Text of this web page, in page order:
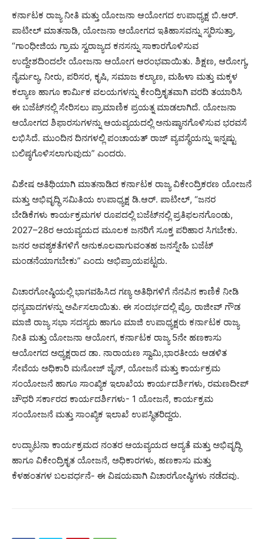
ಕರ್ನಾಟಕ ರಾಜ್ಯ ನೀತಿ ಮತ್ತು ಯೋಜನಾ ಆಯೋಗದ ಉಪಾಧ್ಯಕ್ಷ ಬಿ.ಆರ್.
ಪಾಟೀಲ್ ಮಾತನಾಡಿ, ಯೋಜನಾ ಆಯೋಗದ ಇತಿಹಾಸವನ್ನು ಸ್ಮರಿಸುತ್ತಾ,
“ಗಾಂಧೀಜಿಯ ಗ್ರಾಮ ಸ್ವರಾಜ್ಯದ ಕನಸನ್ನು ಸಾಕಾರಗೊಳಿಸುವ
ಉದ್ದೇಶದಿಂದಲೇ ಯೋಜನಾ ಆಯೋಗ ಆರಂಭವಾಯಿತು. ಶಿಕ್ಷಣ, ಆರೋಗ್ಯ,
ನೈರ್ಮಲ್ಯ, ನೀರು, ಪರಿಸರ, ಕೃಷಿ, ಸಮಾಜ ಕಲ್ಯಾಣ, ಮಹಿಳಾ ಮತ್ತು ಮಕ್ಕಳ
ಕಲ್ಯಾಣ ಹಾಗೂ ಕಾರ್ಮಿಕ ವಲಯಗಳನ್ನು ಕೇಂದ್ರಿಕೃತವಾಗಿ ವರದಿ ತಯಾರಿಸಿ
ಈ ಬಜೆಟ್‌ನಲ್ಲಿ ಸೇರಿಸಲು ಪ್ರಾಮಾಣಿಕ ಪ್ರಯತ್ನ ಮಾಡಲಾಗಿದೆ. ಯೋಜನಾ
ಆಯೋಗದ ಶಿಫಾರಸುಗಳನ್ನು ಆಯವ್ಯಯದಲ್ಲಿ ಅನುಷ್ಠಾನಗೊಳಿಸುವ ಭರವಸೆ
ಲಭಿಸಿದೆ. ಮುಂದಿನ ದಿನಗಳಲ್ಲಿ ಪಂಚಾಯತ್ ರಾಜ್ ವ್ಯವಸ್ಥೆಯನ್ನು ಇನ್ನಷ್ಟು
ಬಲಿಷ್ಠಗೊಳಿಸಲಾಗುವುದು” ಎಂದರು.
ವಿಶೇಷ ಅತಿಥಿಯಾಗಿ ಮಾತನಾಡಿದ ಕರ್ನಾಟಕ ರಾಜ್ಯ ವಿಕೇಂದ್ರಿಕರಣ ಯೋಜನೆ
ಮತ್ತು ಅಭಿವೃದ್ಧಿ ಸಮಿತಿಯ ಉಪಾಧ್ಯಕ್ಷ ಡಿ.ಆರ್. ಪಾಟೀಲ್, “ಜನರ
ಬೇಡಿಕೆಗಳು ಕಾರ್ಯಕ್ರಮಗಳ ರೂಪದಲ್ಲಿ ಬಜೆಟ್‌ನಲ್ಲಿ ಪ್ರತಿಫಲನಗೊಂಡು,
2027–28ರ ಆಯವ್ಯಯದ ಮೂಲಕ ಜನರಿಗೆ ಸೂಕ್ತ ಪರಿಹಾರ ಸಿಗಬೇಕು.
ಜನರ ಅವಶ್ಯಕತೆಗಳಿಗೆ ಅನುಕೂಲವಾಗುವಂತಹ ಜನಸ್ನೇಹಿ ಬಜೆಟ್
ಮಂಡನೆಯಾಗಬೇಕು” ಎಂದು ಅಭಿಪ್ರಾಯಪಟ್ಟರು.
ವಿಚಾರಗೋಷ್ಠಿಯಲ್ಲಿ ಭಾಗವಹಿಸಿದ ಗಣ್ಯ ಅತಿಥಿಗಳಿಗೆ ನೆನಪಿನ ಕಾಣಿಕೆ ನೀಡಿ
ಧನ್ಯವಾದಗಳನ್ನು ಅರ್ಪಿಸಲಾಯಿತು. ಈ ಸಂದರ್ಭದಲ್ಲಿ ಪ್ರೊ. ರಾಜೀವ್ ಗೌಡ
ಮಾಜಿ ರಾಜ್ಯ ಸಭಾ ಸದಸ್ಯರು ಹಾಗೂ ಮಾಜಿ ಉಪಾಧ್ಯಕ್ಷರು ಕರ್ನಾಟಕ ರಾಜ್ಯ
ನೀತಿ ಮತ್ತು ಯೋಜನಾ ಆಯೋಗ, ಕರ್ನಾಟಕ ರಾಜ್ಯ 5ನೇ ಹಣಕಾಸು
ಆಯೋಗದ ಅಧ್ಯಕ್ಷರಾದ ಡಾ. ನಾರಾಯಣ ಸ್ವಾಮಿ,ಭಾರತೀಯ ಆಡಳಿತ
ಸೇವೆಯ ಅಧಿಕಾರಿ ಮನೋಜ್ ಜೈನ್, ಯೋಜನೆ ಮತ್ತು ಕಾರ್ಯಕ್ರಮ
ಸಂಯೋಜನೆ ಹಾಗೂ ಸಾಂಖ್ಯಿಕ ಇಲಾಖೆಯ ಕಾರ್ಯದರ್ಶಿಗಳು, ರಮಣದೀಪ್
ಚೌಧರಿ ಸರ್ಕಾರದ ಕಾರ್ಯದರ್ಶಿಗಳು- 1 ಯೋಜನೆ, ಕಾರ್ಯಕ್ರಮ
ಸಂಯೋಜನೆ ಮತ್ತು ಸಾಂಖ್ಯಿಕ ಇಲಾಖೆ ಉಪಸ್ಥಿತರಿದ್ದರು.
ಉದ್ಘಾಟನಾ ಕಾರ್ಯಕ್ರಮದ ನಂತರ ಆಯವ್ಯಯದ ಆದ್ಯತೆ ಮತ್ತು ಅಭಿವೃದ್ಧಿ
ಹಾಗೂ ವಿಕೇಂದ್ರಿಕೃತ ಯೋಜನೆ, ಅಧಿಕಾರಗಳು, ಹಣಕಾಸು ಮತ್ತು
ಕೆಳಹಂತಗಳ ಬಲವರ್ಧನೆ- ಈ ವಿಷಯವಾಗಿ ವಿಚಾರಗೋಷ್ಠಿಗಳು ನಡೆದವು.